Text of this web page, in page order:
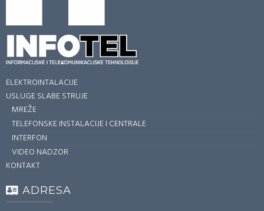
ELEKTROINTALACIJE
USLUGE SLABE STRUJE
MREŽE
TELEFONSKE INSTALACIJE I CENTRALE
INTERFON
VIDEO NADZOR
KONTAKT
ADRESA